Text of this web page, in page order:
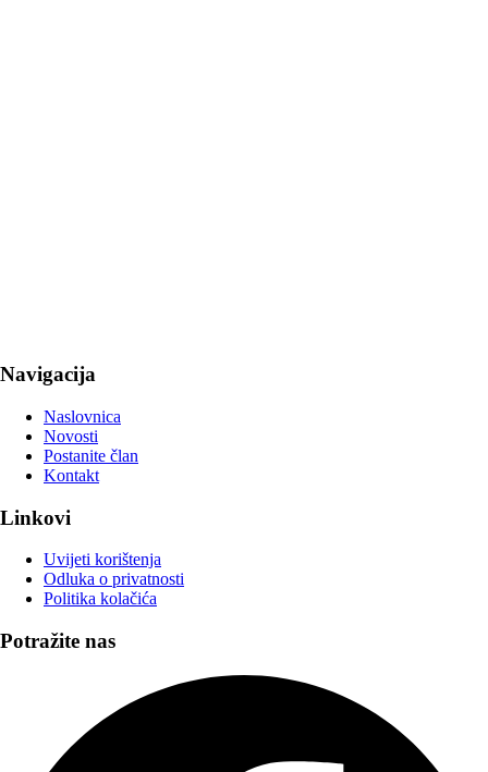
Navigacija
Naslovnica
Novosti
Postanite član
Kontakt
Linkovi
Uvijeti korištenja
Odluka o privatnosti
Politika kolačića
Potražite nas